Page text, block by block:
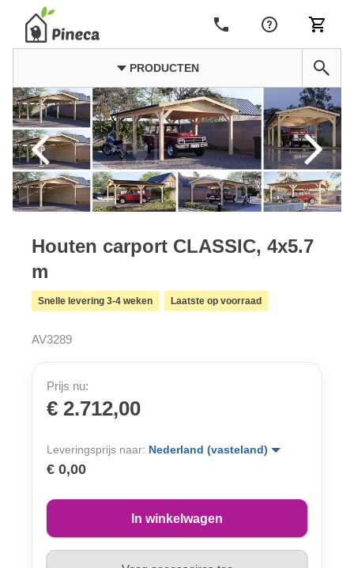
PRODUCTEN
Houten carport CLASSIC, 4x5.7
m
Snelle levering 3-4 weken Laatste op voorraad
AV3289
Prijs nu:
€ 2.712,00
Leveringsprijs naar: Nederland (vasteland)
€ 0,00
In winkelwagen